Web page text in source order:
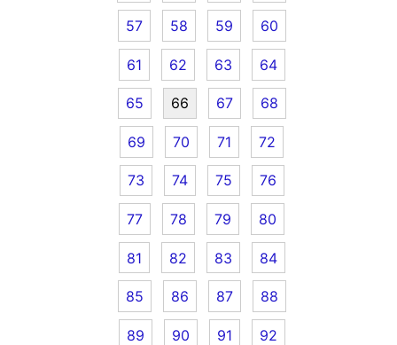
57 58 59 60
61 62 63 64
65 66 67 68
69 70 71 72
73 74 75 76
77 78 79 80
81 82 83 84
85 86 87 88
89 90 91 92